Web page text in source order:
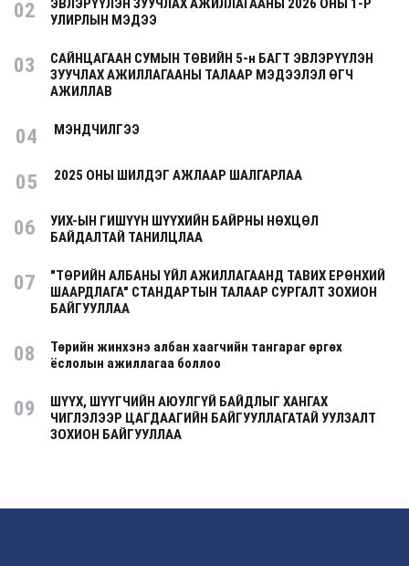
02
ЭВЛЭРҮҮЛЭН ЗУУЧЛАХ АЖИЛЛАГААНЫ 2026 ОНЫ 1-Р
УЛИРЛЫН МЭДЭЭ
03
САЙНЦАГААН СУМЫН ТӨВИЙН 5-н БАГТ ЭВЛЭРҮҮЛЭН
ЗУУЧЛАХ АЖИЛЛАГААНЫ ТАЛААР МЭДЭЭЛЭЛ ӨГЧ
АЖИЛЛАВ
04 МЭНДЧИЛГЭЭ
05 2025 ОНЫ ШИЛДЭГ АЖЛААР ШАЛГАРЛАА
06
УИХ-ЫН ГИШҮҮН ШҮҮХИЙН БАЙРНЫ НӨХЦӨЛ
БАЙДАЛТАЙ ТАНИЛЦЛАА
07
"ТӨРИЙН АЛБАНЫ ҮЙЛ АЖИЛЛАГААНД ТАВИХ ЕРӨНХИЙ
ШААРДЛАГА" СТАНДАРТЫН ТАЛААР СУРГАЛТ ЗОХИОН
БАЙГУУЛЛАА
08
Төрийн жинхэнэ албан хаагчийн тангараг өргөх
ёслолын ажиллагаа боллоо
09
ШҮҮХ, ШҮҮГЧИЙН АЮУЛГҮЙ БАЙДЛЫГ ХАНГАХ
ЧИГЛЭЛЭЭР ЦАГДААГИЙН БАЙГУУЛЛАГАТАЙ УУЛЗАЛТ
ЗОХИОН БАЙГУУЛЛАА